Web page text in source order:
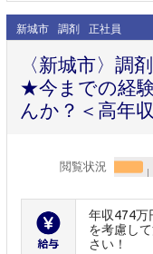
新城市 調剤 正社員
〈新城市〉調
★今までの経
んか？＜高年
閲覧状況
年収474万
を考慮し
さい！